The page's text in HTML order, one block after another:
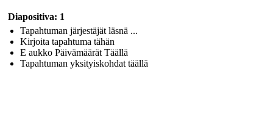
Diapositiva: 1
Tapahtuman järjestäjät läsnä ...
Kirjoita tapahtuma tähän
E aukko Päivämäärät Täällä
Tapahtuman yksityiskohdat täällä